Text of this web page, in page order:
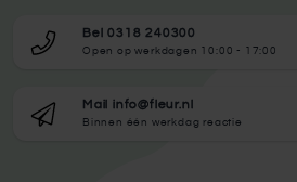
Bel 0318 240300
Open op werkdagen 10:00 - 17:00
Mail info@fleur.nl
Binnen één werkdag reactie